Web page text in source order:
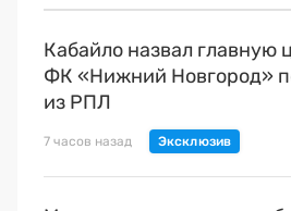
Кабайло назвал главную
ФК «Нижний Новгород»
из РПЛ
7 часов назад